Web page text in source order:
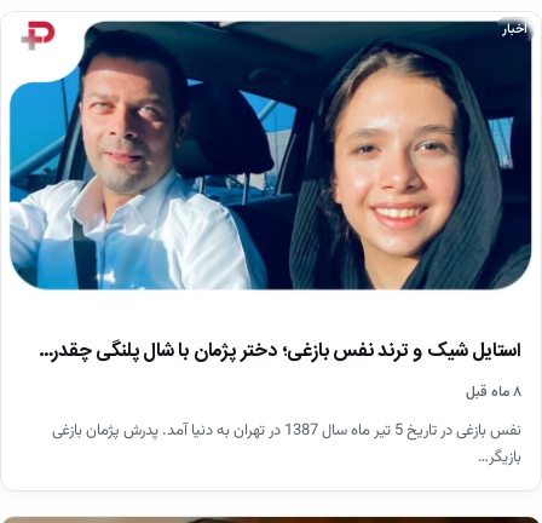
اخبار
استایل شیک و ترند نفس بازغی؛ دختر پژمان با شال پلنگی چقدر…
۸ ماه قبل
نفس بازغی در تاریخ 5 تیر ماه سال 1387 در تهران به دنیا آمد. پدرش پژمان بازغی
بازیگر…